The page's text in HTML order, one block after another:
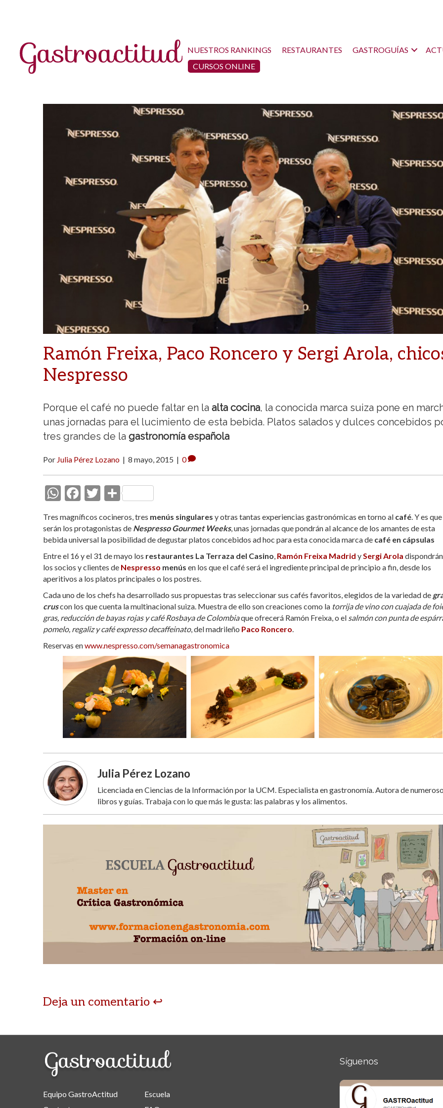
NUESTROS RANKINGS RESTAURANTES GASTROGUÍAS
CURSOS ONLINE
Ramón Freixa, Paco Roncero y Sergi Arola,
Nespresso
Porque el café no puede faltar en la alta cocina, la conocida marca suiza pone en
unas jornadas para el lucimiento de esta bebida. Platos salados y dulces concebidos
tres grandes de la gastronomía española
Por Julia Pérez Lozano | 8 mayo, 2015 | 0
W
at
s
A
p
p
F
e
b
o
o
k
T
itt
er
C
m
p
ar
ti
r
Tres magníficos cocineros, tres menús singulares y otras tantas experiencias gastronómicas en torno al café. Y es
serán los protagonistas de Nespresso Gourmet Weeks, unas jornadas que pondrán al alcance de los amantes de esta
bebida universal la posibilidad de degustar platos concebidos ad hoc para esta conocida marca de café en cápsulas
Entre el 16 y el 31 de mayo los restaurantes La Terraza del Casino, Ramón Freixa Madrid ySergi Arola
los socios y clientes de Nespresso menús en los que el café será el ingrediente principal de principio a fin, desde los
aperitivos a los platos principales o los postres.
Cada uno de los chefs ha desarrollado sus propuestas tras seleccionar sus cafés favoritos, elegidos de la variedad de
cruscon los que cuenta la multinacional suiza. Muestra de ello son creaciones como la torrija de vino con cuajada de
gras, reducción de bayas rojas y café Rosbaya de Colombiaque ofrecerá Ramón Freixa, o el salmón con punta de
pomelo, regaliz y café expresso decaffeinato, del madrileño Paco Roncero.
Reservas enwww.nespresso.com/semanagastronomica
Julia Pérez Lozano
Licenciada en Ciencias de la Información por la UCM. Especialista en gastronomía. Autora de
libros y guías. Trabaja con lo que más le gusta: las palabras y los alimentos.
Deja un comentario
Equipo GastroActitud
Escuela
Síguenos